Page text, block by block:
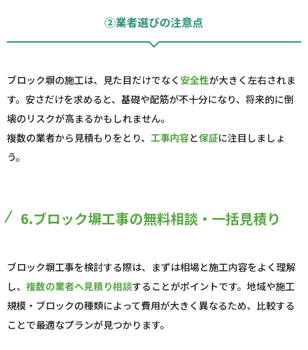
②業者選びの注意点
ブロック塀の施工は、見た目だけでなく 安全性が大きく左右されま
す。安さだけを求めると、基礎や配筋が不十分になり、将来的に倒
壊のリスクが高まるかもしれません。
複数の業者から見積もりをとり、 工事内容と保証に注目しましょ
う。
6.ブロック塀工事の無料相談・一括見積り
ブロック塀工事を検討する際は、まずは相場と施工内容をよく理解
し、 複数の業者へ見積り相談することがポイントです。地域や施工
規模・ブロックの種類によって費用が大きく異なるため、比較する
ことで最適なプランが見つかります。